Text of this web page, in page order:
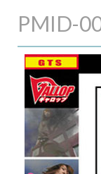
PMID-